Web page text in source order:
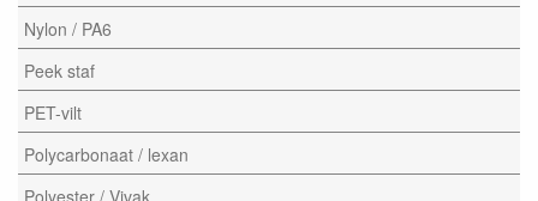
Nylon / PA6
Peek staf
PET-vilt
Polycarbonaat / lexan
Polyester / Vivak